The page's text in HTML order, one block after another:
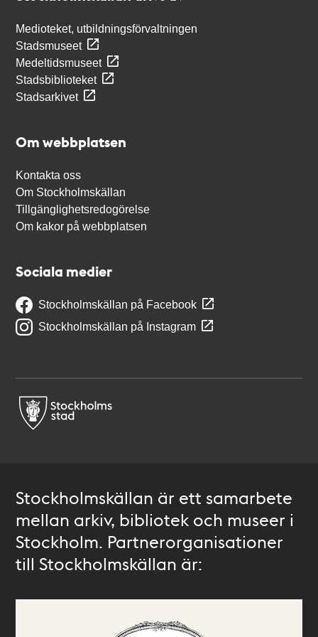
Medioteket, utbildningsförvaltningen
Stadsmuseet
Medeltidsmuseet
Stadsbiblioteket
Stadsarkivet
Om webbplatsen
Kontakta oss
Om Stockholmskällan
Tillgänglighetsredogörelse
Om kakor på webbplatsen
Sociala medier
Stockholmskällan på Facebook
Stockholmskällan på Instagram
Stockholmskällan är ett samarbete
mellan arkiv, bibliotek och museer i
Stockholm. Partnerorganisationer
till Stockholmskällan är: